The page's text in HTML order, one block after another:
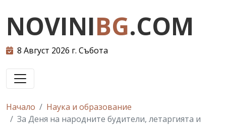
NOVINIBG.COM
8 Август 2026 г. Събота
Начало
Наука и образование
За Деня на народните будители, летаргията и